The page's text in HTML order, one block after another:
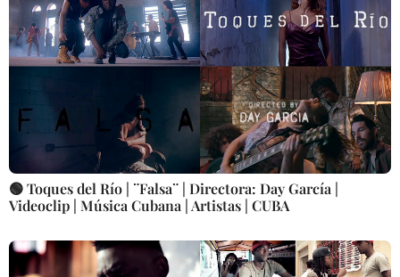
🟢 Toques del Río | ¨Falsa¨ | Directora: Day García |
Videoclip | Música Cubana | Artistas | CUBA